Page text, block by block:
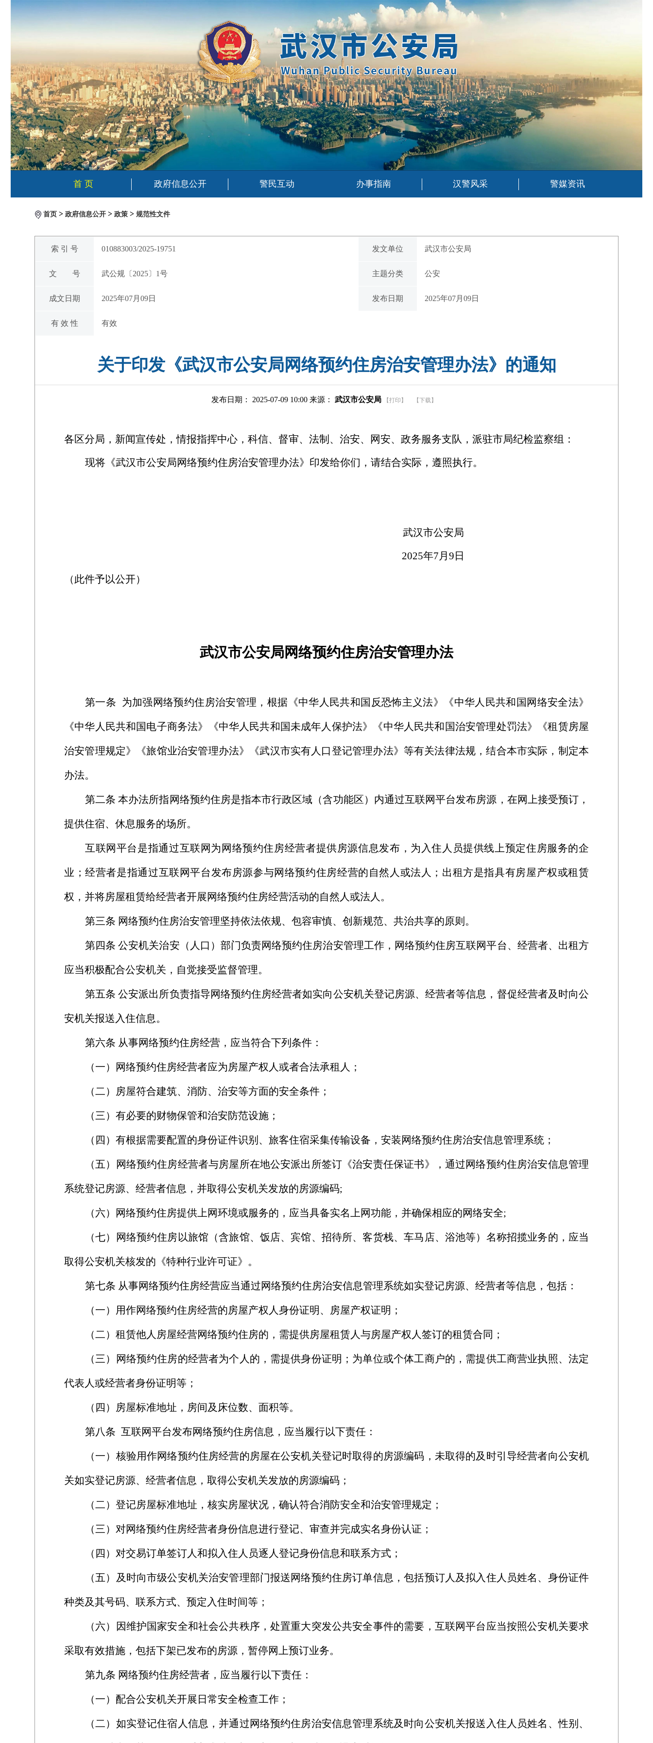
首 页 政府信息公开 警民互动 办事指南 汉警风采 警媒资讯
首页 > 政府信息公开 > 政策 > 规范性文件
索 引 号 010883003/2025-19751 发文单位 武汉市公安局
文 号 武公规〔2025〕1号 主题分类 公安
成文日期 2025年07月09日 发布日期 2025年07月09日
有 效 性 有效
关于印发《武汉市公安局网络预约住房治安管理办法》的通知
发布日期： 2025-07-09 10:00 来源： 武汉市公安局 【打印】 【下载】
各区分局，新闻宣传处，情报指挥中心，科信、督审、法制、治安、网安、政务服务支队，派驻市局纪检监察组：
现将《武汉市公安局网络预约住房治安管理办法》印发给你们，请结合实际，遵照执行。
武汉市公安局
2025年7月9日
（此件予以公开）
武汉市公安局网络预约住房治安管理办法
第一条 为加强网络预约住房治安管理，根据《中华人民共和国反恐怖主义法》《中华人民共和国网络安全法》
《中华人民共和国电子商务法》《中华人民共和国未成年人保护法》《中华人民共和国治安管理处罚法》《租赁房屋
治安管理规定》《旅馆业治安管理办法》《武汉市实有人口登记管理办法》等有关法律法规，结合本市实际，制定本
办法。
第二条 本办法所指网络预约住房是指本市行政区域（含功能区）内通过互联网平台发布房源，在网上接受预订，
提供住宿、休息服务的场所。
互联网平台是指通过互联网为网络预约住房经营者提供房源信息发布，为入住人员提供线上预定住房服务的企
业；经营者是指通过互联网平台发布房源参与网络预约住房经营的自然人或法人；出租方是指具有房屋产权或租赁
权，并将房屋租赁给经营者开展网络预约住房经营活动的自然人或法人。
第三条 网络预约住房治安管理坚持依法依规、包容审慎、创新规范、共治共享的原则。
第四条 公安机关治安（人口）部门负责网络预约住房治安管理工作，网络预约住房互联网平台、经营者、出租方
应当积极配合公安机关，自觉接受监督管理。
第五条 公安派出所负责指导网络预约住房经营者如实向公安机关登记房源、经营者等信息，督促经营者及时向公
安机关报送入住信息。
第六条 从事网络预约住房经营，应当符合下列条件：
（一）网络预约住房经营者应为房屋产权人或者合法承租人；
（二）房屋符合建筑、消防、治安等方面的安全条件；
（三）有必要的财物保管和治安防范设施；
（四）有根据需要配置的身份证件识别、旅客住宿采集传输设备，安装网络预约住房治安信息管理系统；
（五）网络预约住房经营者与房屋所在地公安派出所签订《治安责任保证书》，通过网络预约住房治安信息管理
系统登记房源、经营者信息，并取得公安机关发放的房源编码;
（六）网络预约住房提供上网环境或服务的，应当具备实名上网功能，并确保相应的网络安全;
（七）网络预约住房以旅馆（含旅馆、饭店、宾馆、招待所、客货栈、车马店、浴池等）名称招揽业务的，应当
取得公安机关核发的《特种行业许可证》。
第七条 从事网络预约住房经营应当通过网络预约住房治安信息管理系统如实登记房源、经营者等信息，包括：
（一）用作网络预约住房经营的房屋产权人身份证明、房屋产权证明；
（二）租赁他人房屋经营网络预约住房的，需提供房屋租赁人与房屋产权人签订的租赁合同；
（三）网络预约住房的经营者为个人的，需提供身份证明；为单位或个体工商户的，需提供工商营业执照、法定
代表人或经营者身份证明等；
（四）房屋标准地址，房间及床位数、面积等。
第八条 互联网平台发布网络预约住房信息，应当履行以下责任：
（一）核验用作网络预约住房经营的房屋在公安机关登记时取得的房源编码，未取得的及时引导经营者向公安机
关如实登记房源、经营者信息，取得公安机关发放的房源编码；
（二）登记房屋标准地址，核实房屋状况，确认符合消防安全和治安管理规定；
（三）对网络预约住房经营者身份信息进行登记、审查并完成实名身份认证；
（四）对交易订单签订人和拟入住人员逐人登记身份信息和联系方式；
（五）及时向市级公安机关治安管理部门报送网络预约住房订单信息，包括预订人及拟入住人员姓名、身份证件
种类及其号码、联系方式、预定入住时间等；
（六）因维护国家安全和社会公共秩序，处置重大突发公共安全事件的需要，互联网平台应当按照公安机关要求
采取有效措施，包括下架已发布的房源，暂停网上预订业务。
第九条 网络预约住房经营者，应当履行以下责任：
（一）配合公安机关开展日常安全检查工作；
（二）如实登记住宿人信息，并通过网络预约住房治安信息管理系统及时向公安机关报送入住人员姓名、性别、